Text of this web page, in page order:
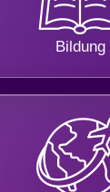
Bildung